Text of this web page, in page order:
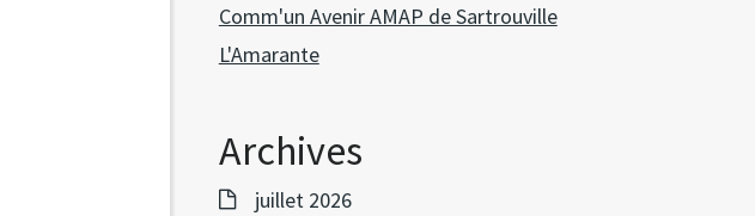
Comm'un Avenir AMAP de Sartrouville
L'Amarante
Archives
juillet 2026